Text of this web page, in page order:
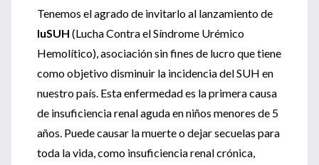
Tenemos el agrado de invitarlo al lanzamiento de
luSUH (Lucha Contra el Síndrome Urémico
Hemolítico), asociación sin fines de lucro que tiene
como objetivo disminuir la incidencia del SUH en
nuestro país. Esta enfermedad es la primera causa
de insuficiencia renal aguda en niños menores de 5
años. Puede causar la muerte o dejar secuelas para
toda la vida, como insuficiencia renal crónica,